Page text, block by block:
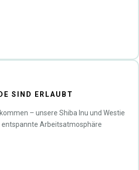
SIND ERLAUBT
– unsere Shiba Inu und Westie
Arbeitsatmosphäre